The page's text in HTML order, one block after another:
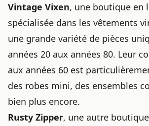
Vintage Vixen, une boutique en
spécialisée dans les vêtements
une grande variété de pièces
années 20 aux années 80. Leur
aux années 60 est
des robes mini, des ensembles
bien plus encore.
Rusty Zipper, une autre